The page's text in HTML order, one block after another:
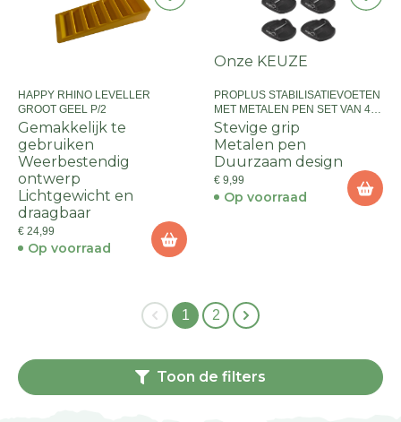
HAPPY RHINO LEVELLER
GROOT GEEL P/2
Gemakkelijk te
gebruiken
Weerbestendig
ontwerp
Lichtgewicht en
draagbaar
€ 24,99
Op voorraad
Onze KEUZE
PROPLUS STABILISATIEVOETEN
MET METALEN PEN SET VAN 4
STUKS
Stevige grip
Metalen pen
Duurzaam design
€ 9,99
Op voorraad
1 2
Toon de filters